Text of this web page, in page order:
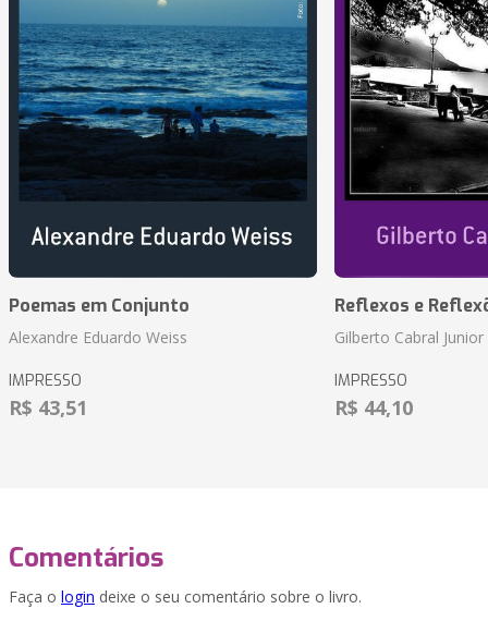
Poemas em Conjunto
Alexandre Eduardo Weiss
IMPRESSO
R$ 43,51
Reflexos e
Gilberto Cabral Junior
IMPRESSO
R$ 44,10
Comentários
Faça o login deixe o seu comentário sobre o livro.